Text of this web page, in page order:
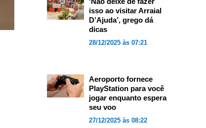
isso ao visitar Arraial
D’Ajuda’, grego dá
dicas
28/12/2025 às 07:21
Aeroporto fornece
PlayStation para você
jogar enquanto espera
seu voo
27/12/2025 às 08:22